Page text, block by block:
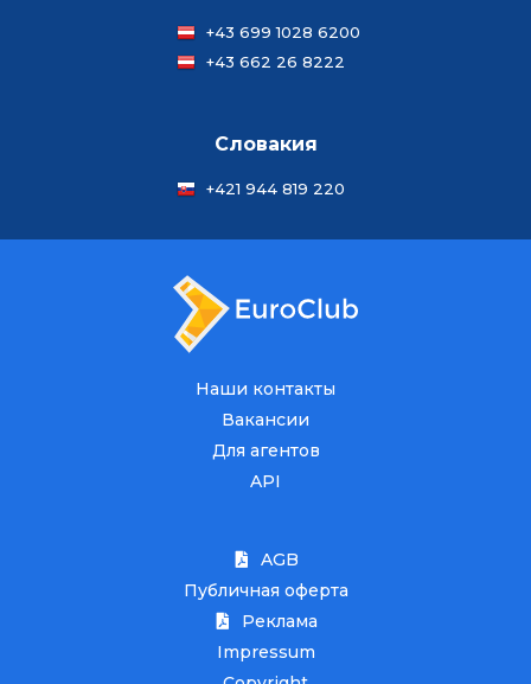
+43 699 1028 6200
+43 662 26 8222
Словакия
+421 944 819 220
Наши контакты
Вакансии
Для агентов
API
AGB
Публичная оферта
Реклама
Impressum